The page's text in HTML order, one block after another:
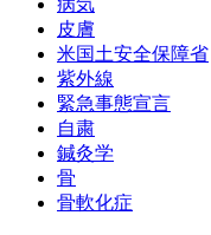
病気
皮膚
米国土安全保障省
紫外線
緊急事態宣言
自粛
鍼灸学
骨
骨軟化症